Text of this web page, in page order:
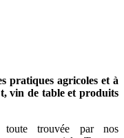
pratiques agricoles et à
vin de table et produits
toute trouvée par nos